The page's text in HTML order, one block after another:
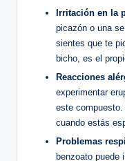
Irritación en la
picazón o una
sientes que ​te
bicho, es el
Reacciones
experimentar
este
cuando estás
Problemas
benzoato puede